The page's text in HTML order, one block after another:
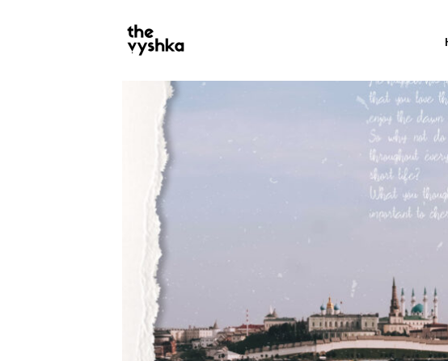
PRIMARY
NAVIGATION